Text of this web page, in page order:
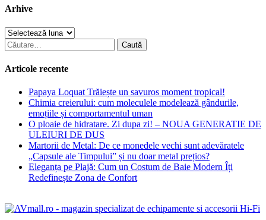
Arhive
Arhive
Caută
după:
Articole recente
Papaya Loquat Trăiește un savuros moment tropical!
Chimia creierului: cum moleculele modelează gândurile,
emoțiile și comportamentul uman
O ploaie de hidratare. Zi dupa zi! – NOUA GENERATIE DE
ULEIURI DE DUS
Martorii de Metal: De ce monedele vechi sunt adevăratele
„Capsule ale Timpului” și nu doar metal prețios?
Eleganța pe Plajă: Cum un Costum de Baie Modern Îți
Redefinește Zona de Confort